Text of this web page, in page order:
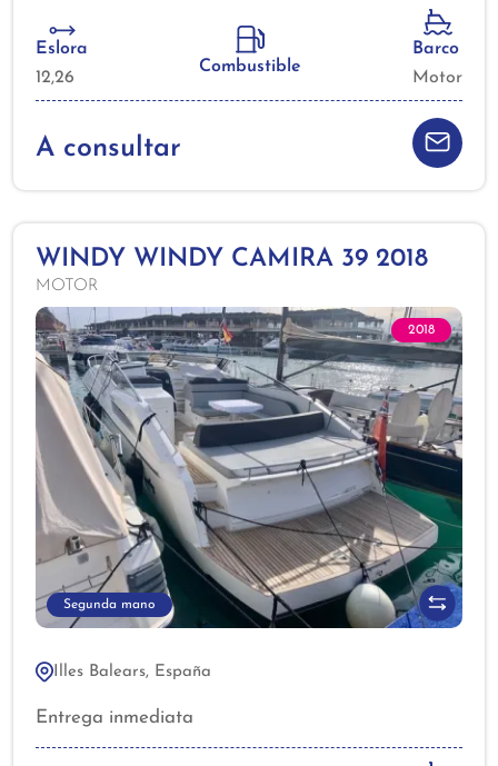
A consultar
Eslora
12,26
Combustible
Barco
Motor
2018
Segunda mano
WINDY WINDY CAMIRA 39 2018
MOTOR
Illes Balears, España
Entrega inmediata